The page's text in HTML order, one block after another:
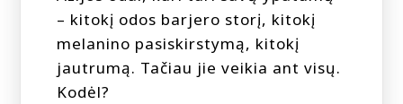
– kitokį odos barjero storį, kitokį
melanino pasiskirstymą, kitokį
jautrumą. Tačiau jie veikia ant visų.
Kodėl?